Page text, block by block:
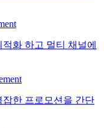
화 하고 멀티 채널에
한 프로모션을 간단